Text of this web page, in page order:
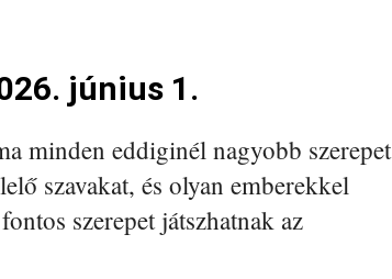
június 1.
minden eddiginél nagyobb szerepet
szavakat, és olyan emberekkel
szerepet játszhatnak az